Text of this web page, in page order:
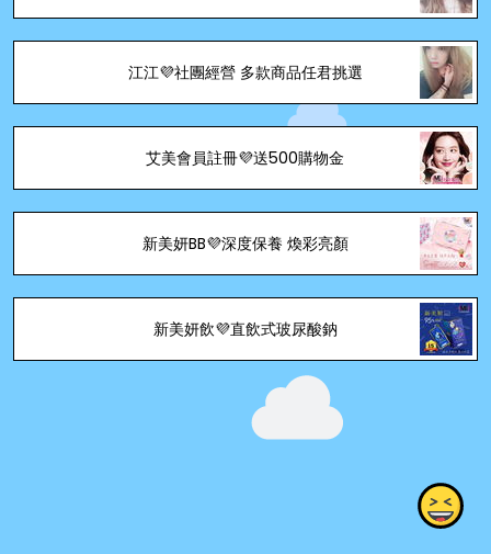
江江💜社團經營 多款商品任君挑選
艾美會員註冊💜送500購物金
新美妍BB💜深度保養 煥彩亮顏
新美妍飲💜直飲式玻尿酸鈉